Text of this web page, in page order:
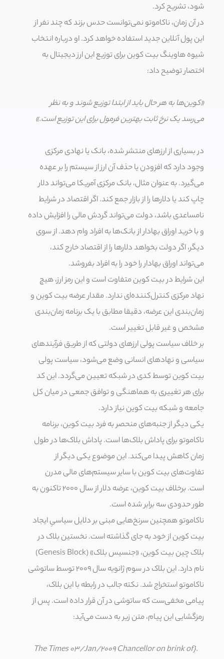
شود، تشریح کرد.
در آن زمان، ناکاموتو نمی‌توانست حدس بزند که چند نفر از
این پول آنلاین جدید استفاده خواهد کرد. او درباره انتخاب
شیوه هاوینگ بیت کوین برای توزیع این ارز دیجیتال به
اختصار توضیح داد:
«کوین‌ها به هر حال باید از ابتدا توزیع شوند و به نظر
می‌رسد یک نرخ ثابت بهترین فرمول برای این توزیع است.»
در بسیاری از ارزهای منتشر شده، بانک یا نهادی مرکزی
وجود دارد که افزودن یا حذف آن ارز از سیستم را بر عهده
می‌گیرد. به عنوان مثال، بانک مرکزی آمریکا می‌تواند دلار
چاپ کند یا دلارها را از بازار جمع کند. اگر اقتصاد در شرایط
نامساعدی باشد، دولت می‌تواند گردش مالی را افزایش داده
و با خرید اوراق بهادار از بانک‌ها به افراد وام‌ دهد. از سوی
دیگر، اگر دولت بخواهد دلارها را از اقتصاد خارج کند،
می‌تواند اوراق بهادار را خود را به افراد بفروشد.
این شرایط در بیت کوین متفاوت است و این رمز ارز، هیچ
نهاد مرکزی کنترل‌کننده‌ای ندارد. مقدار عرضه بیت کوین و
زمان‌بندی این عرضه، دقیقا مطابق با یک برنامه زمان‌بندی
مشخص و غیر قابل تغییر است.
بر خلاف سیاست پولی ارزهای دولتی که از طریق فرآیندهای
سیاسی و نهادهای انسانی وضع می‌شود، سیاست پولی
بیت کوین توسط کدی در شبکه تعیین می‌گردد. این کد
برای هر تغییری به هماهنگی و توافق جمعی در میان کل
جامعه و شبکه بیت کوین نیاز دارد.
یکی دیگر از جنبه‌های منحصر به فرد بیت کوین، برنامه
ناکاموتو برای پاداش بلاک‌ها است. پاداش بلاک‌ها در طول
زمان کاهش پیدا می‌کند. این موضوع یکی دیگر از
تفاوت‌های بیت کوین با سایر سیستم‌های مالی مدرن
است. برخلاف بیت کوین، عرضه دلار از سال 2000 تاکنون به
طور حدودی سه برابر شده است.
ناکاموتو همچنین سرنخ‌هایی مبنی بر دلایل سیاسیِ ایجاد
بیت کوین از خود به جای گذاشته است. نخستین بلاک در
بلاک چین بیت کوین، «جنسیس بلاک» (Genesis Block)
نام دارد. این بلاک در سوم ژانویه سال ۲۰۰۹ توسط ساتوشی
ناکاموتو استخراج شد. نکته جالب در رابطه با این بلاک،
پیامی مخفی‌‌ست که ساتوشی در آن قرار داده است. پس از
رمزگشایی این پیام، متن زیر به دست می‌آید:
.{The Times 03/Jan/2009 Chancellor on brink of